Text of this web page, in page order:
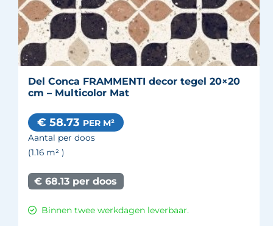
Del Conca FRAMMENTI decor tegel 20×20
cm – Multicolor Mat
€ 58.73 PER M²
Aantal per doos
(1.16 m² )
€ 68.13 per doos
Binnen twee werkdagen leverbaar.